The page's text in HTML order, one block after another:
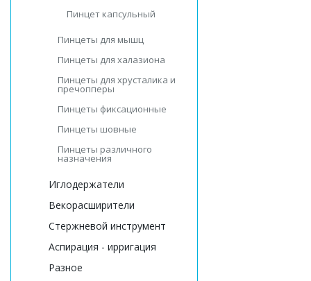
Пинцет капсульный
Пинцеты для мышц
Пинцеты для халазиона
Пинцеты для хрусталика и
пречопперы
Пинцеты фиксационные
Пинцеты шовные
Пинцеты различного
назначения
Иглодержатели
Векорасширители
Стержневой инструмент
Аспирация - ирригация
Разное